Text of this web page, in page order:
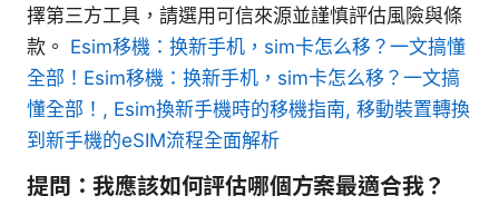
擇第三方工具，請選用可信來源並謹慎評估風險與條
款。 Esim移機：换新手机，sim卡怎么移？一文搞懂
全部！Esim移機：换新手机，sim卡怎么移？一文搞
懂全部！, Esim換新手機時的移機指南, 移動裝置轉換
到新手機的eSIM流程全面解析
提問：我應該如何評估哪個方案最適合我？